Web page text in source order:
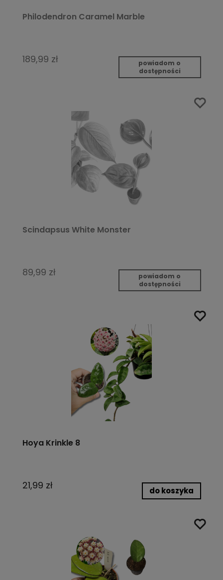
Philodendron Caramel Marble
189,99 zł
powiadom o
dostępności
Scindapsus White Monster
89,99 zł
powiadom o
dostępności
Hoya Krinkle 8
21,99 zł do koszyka